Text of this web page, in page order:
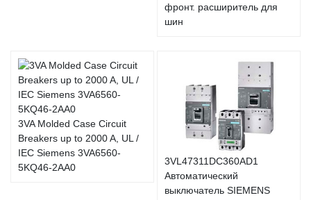
фронт. расширитель для
шин
3VA Molded Case Circuit
Breakers up to 2000 A, UL /
IEC Siemens 3VA6560-
5KQ46-2AA0
3VL47311DC360AD1
Автоматический
выключатель SIEMENS